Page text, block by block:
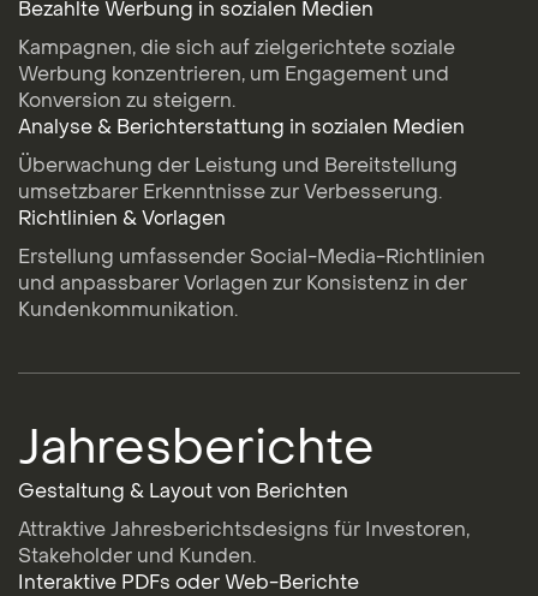
Bezahlte Werbung in sozialen Medien
Kampagnen, die sich auf zielgerichtete soziale
Werbung konzentrieren, um Engagement und
Konversion zu steigern.
Analyse & Berichterstattung in sozialen Medien
Überwachung der Leistung und Bereitstellung
umsetzbarer Erkenntnisse zur Verbesserung.
Richtlinien & Vorlagen
Erstellung umfassender Social-Media-Richtlinien
und anpassbarer Vorlagen zur Konsistenz in der
Kundenkommunikation.
Jahresberichte
Gestaltung & Layout von Berichten
Attraktive Jahresberichtsdesigns für Investoren,
Stakeholder und Kunden.
Interaktive PDFs oder Web-Berichte